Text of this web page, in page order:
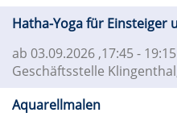
Hatha-Yoga für Einsteiger
ab 03.09.2026 ,17:45 -
Geschäftsstelle
Aquarellmalen